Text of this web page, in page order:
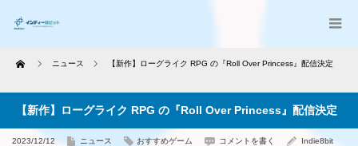
Home ニュース 【新作】ローグライク RPG の『Roll Over Princess』配信決定
【新作】ローグライク RPG の『Roll Over Princess』配信決定
2023/12/12 ニュース おすすめゲーム コメントを書く Indie8bit